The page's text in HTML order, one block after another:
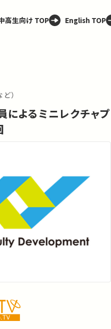
高生向け TOP English TOP
）
によるミニレクチャプ